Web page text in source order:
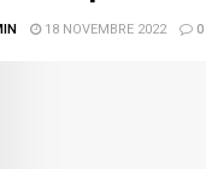
18 NOVEMBRE 2022 0